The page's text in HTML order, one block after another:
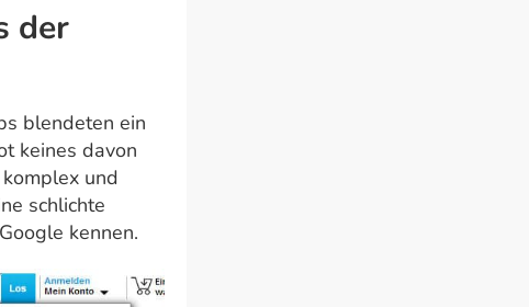
der
blendeten ein
keines davon
und
schlichte
kennen.